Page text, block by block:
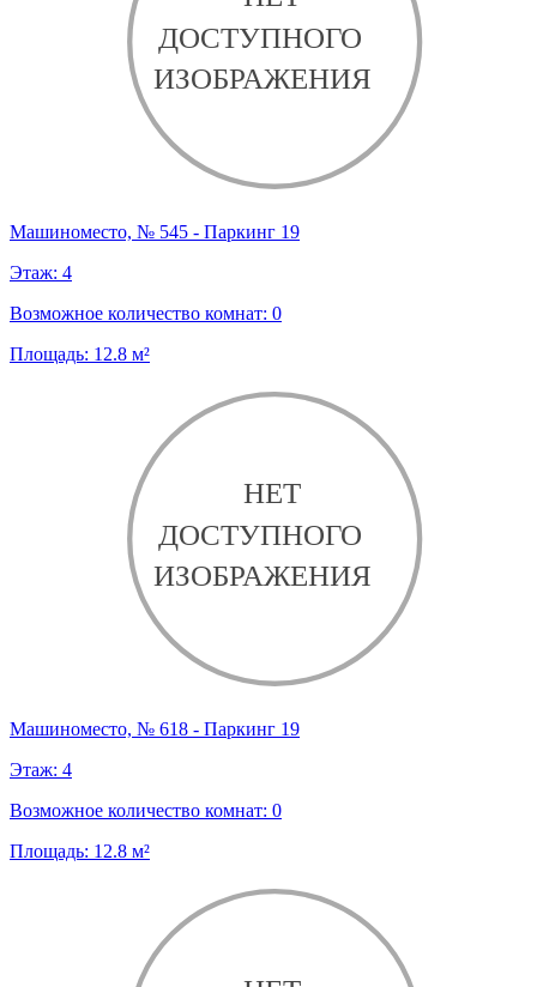
Машиноместо, № 545 - Паркинг 19
Этаж: 4
Возможное количество комнат: 0
Площадь: 12.8 м²
Машиноместо, № 618 - Паркинг 19
Этаж: 4
Возможное количество комнат: 0
Площадь: 12.8 м²